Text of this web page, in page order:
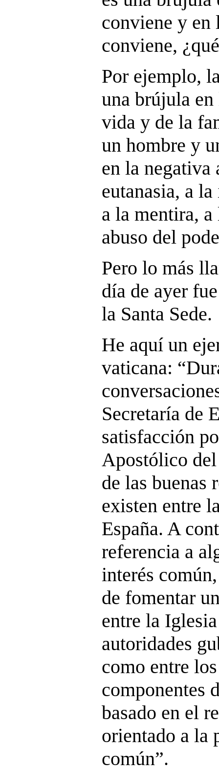
conviene y en
conviene,
Por ejemplo,
una brújula en
vida y de la
un hombre y
en la negativa
eutanasia, a
a la mentira,
abuso del
Pero lo más
día de ayer
la Santa Sede.
He aquí un
vaticana:
Secretaría de
satisfacción
Apostólico del
de las buenas
existen entre
España. A
referencia a
interés
de fomentar
entre la
autoridades
como entre
componentes
basado en el
orientado a la
común”.